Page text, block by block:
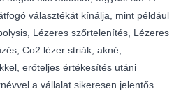
választékát kínálja, mint például
Lézeres szőrtelenítés, Lézeres
Co2 lézer striák, akné,
erőteljes értékesítés utáni
a vállalat sikeresen jelentős